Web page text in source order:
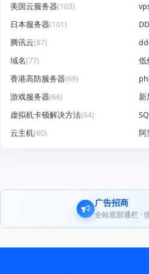
美国云服务器(103)
日本服务器(101)
腾讯云(87)
域名(77) 低
香港高防服务器(69)
游戏服务器(66) 新
虚拟机卡顿解决方法(64)
云主机(60) 阿
广告招商
全站底部通栏 ·